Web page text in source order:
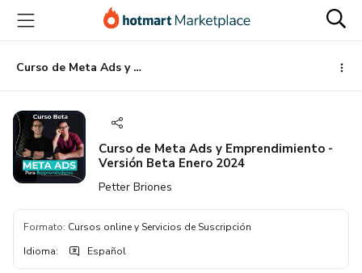
principal
página
de
página
Curso de Meta Ads y Emprendimiento - Versión Beta Enero 2024
Curso de Meta Ads y Emprendimiento -
Versión Beta Enero 2024
Petter Briones
Formato: Cursos online y Servicios de Suscripción
Idioma: Español